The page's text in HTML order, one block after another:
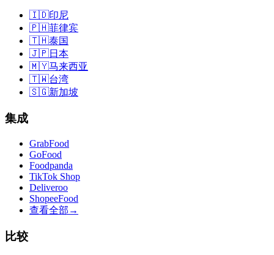
🇮🇩印尼
🇵🇭菲律宾
🇹🇭泰国
🇯🇵日本
🇲🇾马来西亚
🇹🇼台湾
🇸🇬新加坡
集成
GrabFood
GoFood
Foodpanda
TikTok Shop
Deliveroo
ShopeeFood
查看全部 →
比较